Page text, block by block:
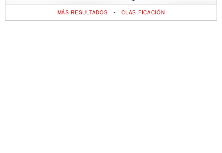
MÁS RESULTADOS -CLASIFICACIÓN